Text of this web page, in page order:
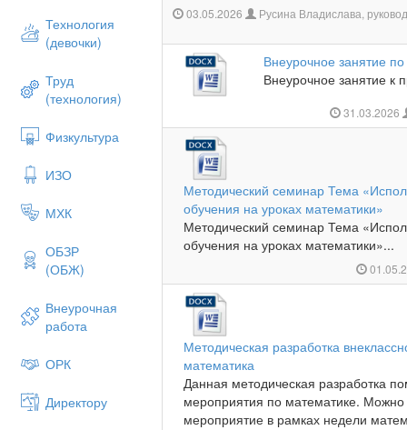
Технология
(девочки)
Труд
(технология)
Физкультура
ИЗО
МХК
ОБЗР
(ОБЖ)
Внеурочная
работа
ОРК
Директору
03.05.2026 Русина Владислава,
Внеурочное занятие
Внеурочное занятие к
31.03.2026
Методический семинар Тема
обучения на уроках математики»
Методический семинар Тема
обучения на уроках математики»...
Методическая разработка
математика
Данная методическая разработка
мероприятия по математике. Можно
мероприятие в рамках недели